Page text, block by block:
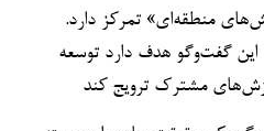
منطقه‌ای» تمرکز دارد.
این گفت‌وگو هدف دارد توسعه
ارزش‌های مشترک ترویج کند